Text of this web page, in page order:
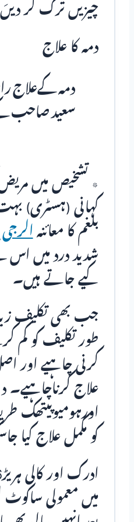
چیزیں ترک کر
دمہ کا علاج
دمہ کےعلاج
سعید صاحب
٭ تشخیص میں مریض
کہانی (ہسٹری)
بلغم کا معائنہ الرجی
شدید درد میں
کیے جاتے ہیں۔
جب بھی تکلیف
طور تکلیف کو کم
کرنی چاہیے اور
علاج کرناچاہیے۔
اورہومیوپیتھک
کو مکمل علاج کیا
میں معمولی